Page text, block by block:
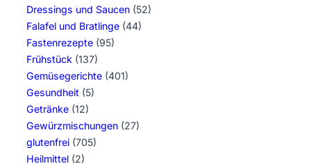
Dressings und Saucen (52)
Falafel und Bratlinge (44)
Fastenrezepte (95)
Frühstück (137)
Gemüsegerichte (401)
Gesundheit (5)
Getränke (12)
Gewürzmischungen (27)
glutenfrei (705)
Heilmittel (2)